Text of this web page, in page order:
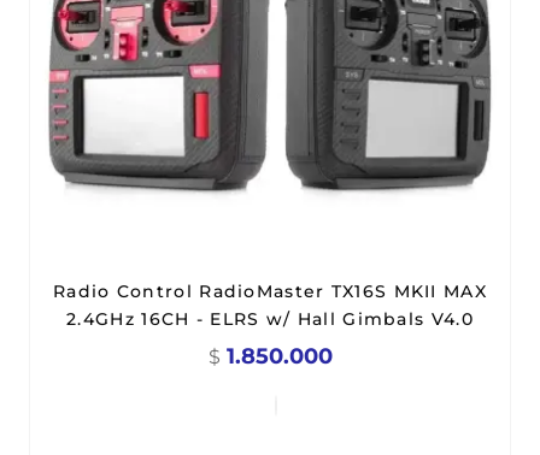
Radio Control RadioMaster TX16S MKII MAX
2.4GHz 16CH - ELRS w/ Hall Gimbals V4.0
$ 1.850.000